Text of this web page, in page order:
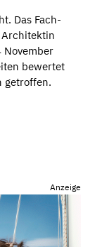
Das Fach-
November
bewertet
getroffen.
Anzeige